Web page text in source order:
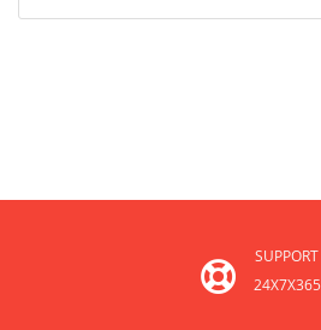
SUPPORT
24X7X365